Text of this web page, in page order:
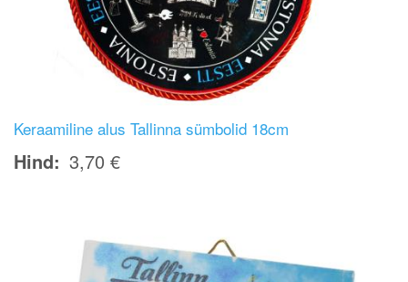
Keraamiline alus Tallinna sümbolid 18cm
Hind 3,70 €